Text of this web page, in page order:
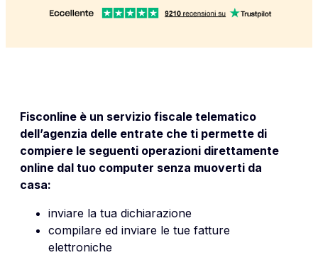
Fisconline è un servizio fiscale telematico
dell’agenzia delle entrate che ti permette di
compiere le seguenti operazioni direttamente
online dal tuo computer senza muoverti da
casa:
inviare la tua dichiarazione
compilare ed inviare le tue fatture
elettroniche